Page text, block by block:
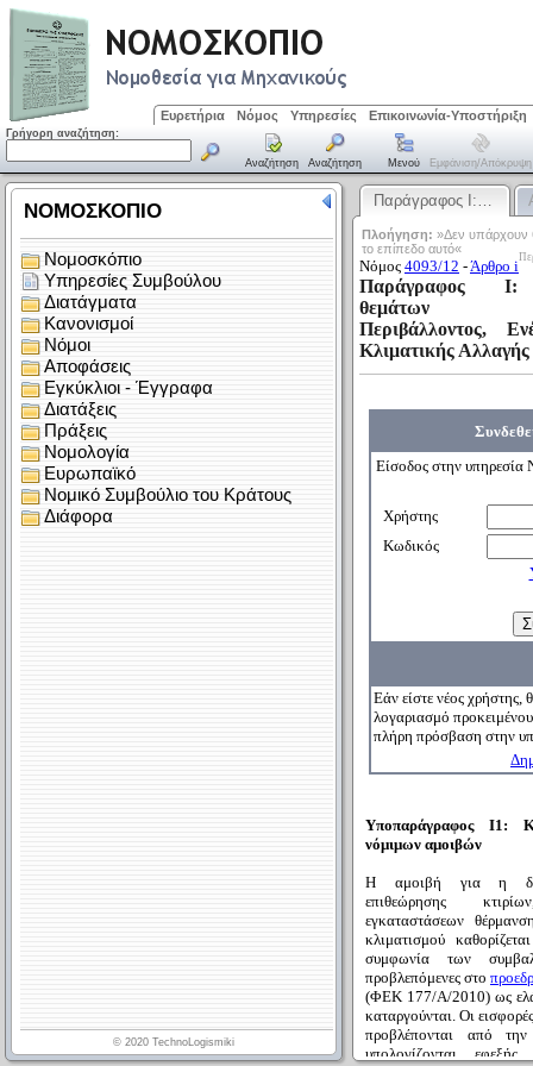
Ευρετήρια Νόμος Υπηρεσίες Επικοινωνία-Υποστήριξη
Γρήγορη αναζήτηση:
Αναζήτηση Αναζήτηση Μενού Εμφάνιση/απόκρυψη
Παράγραφος Ι:…